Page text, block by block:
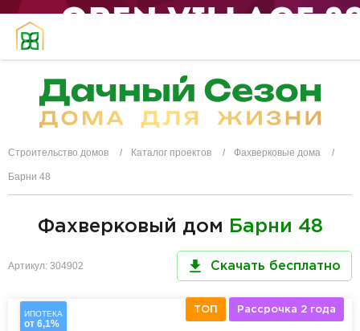
Строительство домов Каталог проектов Фахверковые дома
Барни 48
Фахверковый дом Барни 48
Артикул: 304902 Скачать бесплатно
ИПОТЕКА
от 6,1%
ТОП Рассрочка 2 года